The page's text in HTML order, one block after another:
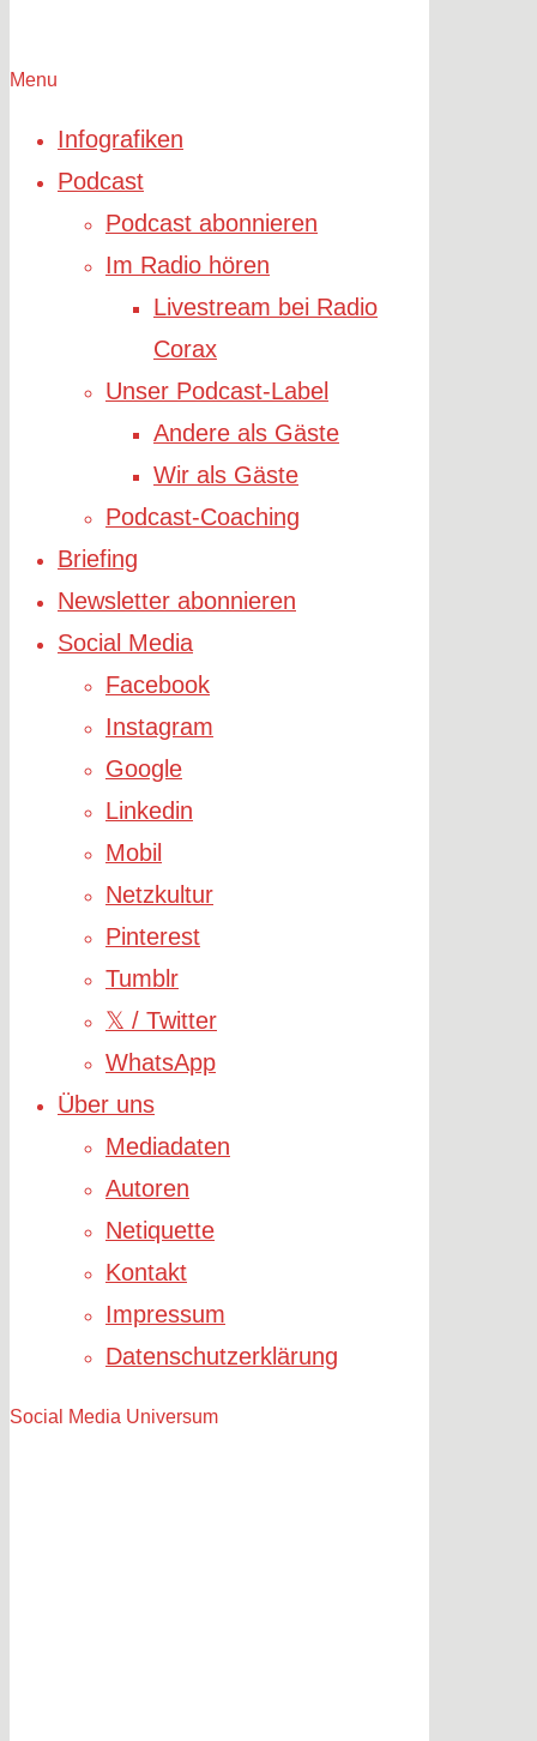
Menu
Infografiken
Podcast
Podcast abonnieren
Im Radio hören
Livestream bei Radio
Corax
Unser Podcast-Label
Andere als Gäste
Wir als Gäste
Podcast-Coaching
Briefing
Newsletter abonnieren
Social Media
Facebook
Instagram
Google
Linkedin
Mobil
Netzkultur
Pinterest
Tumblr
𝕏 / Twitter
WhatsApp
Über uns
Mediadaten
Autoren
Netiquette
Kontakt
Impressum
Datenschutzerklärung
Social Media Universum